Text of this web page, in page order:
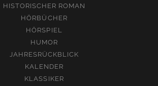
HISTORISCHER ROMAN
HÖRBÜCHER
HÖRSPIEL
HUMOR
JAHRESRÜCKBLICK
KALENDER
KLASSIKER